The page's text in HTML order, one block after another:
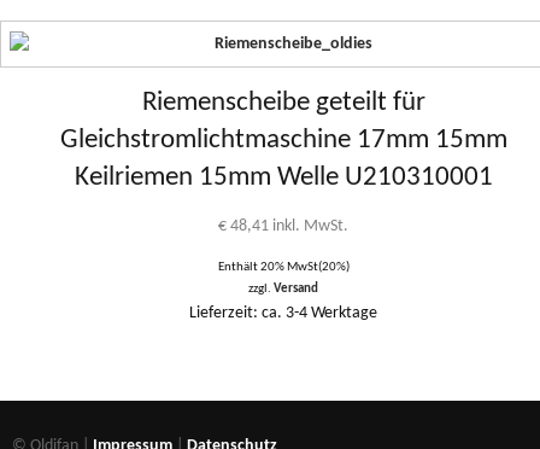
Riemenscheibe geteilt für
Gleichstromlichtmaschine 17mm 15mm
Keilriemen 15mm Welle U210310001
€ 48,41 inkl. MwSt.
Enthält 20% MwSt(20%)
zzgl.Versand
Lieferzeit: ca. 3-4 Werktage